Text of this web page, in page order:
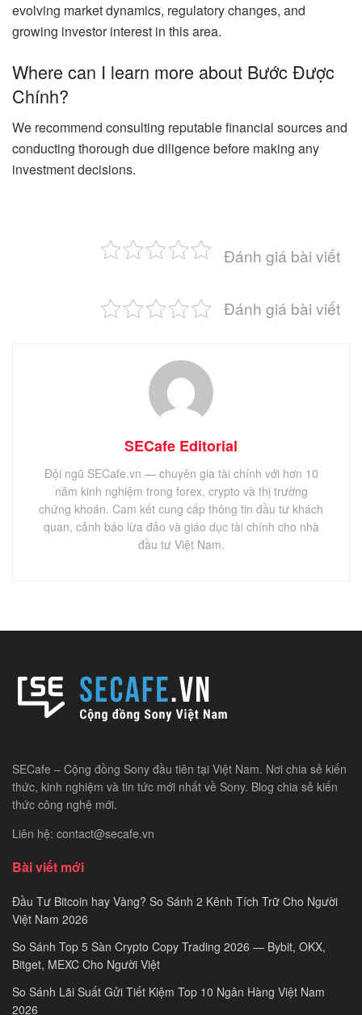
evolving market dynamics, regulatory changes, and
growing investor interest in this area.
Where can I learn more about Bước Được
Chính?
We recommend consulting reputable financial sources and
conducting thorough due diligence before making any
investment decisions.
Đánh giá bài viết
Đánh giá bài viết
SECafe Editorial
Đội ngũ SECafe.vn — chuyên gia tài chính với hơn 10
năm kinh nghiệm trong forex, crypto và thị trường
chứng khoán. Cam kết cung cấp thông tin đầu tư khách
quan, cảnh báo lừa đảo và giáo dục tài chính cho nhà
đầu tư Việt Nam.
SECafe – Cộng đồng Sony đầu tiên tại Việt Nam. Nơi chia sẻ kiến
thức, kinh nghiệm và tin tức mới nhất về Sony. Blog chia sẻ kiến
thức công nghệ mới.
Liên hệ: contact@secafe.vn
Bài viết mới
Đầu Tư Bitcoin hay Vàng? So Sánh 2 Kênh Tích Trữ Cho Người
Việt Nam 2026
So Sánh Top 5 Sàn Crypto Copy Trading 2026 — Bybit, OKX,
Bitget, MEXC Cho Người Việt
So Sánh Lãi Suất Gửi Tiết Kiệm Top 10 Ngân Hàng Việt Nam
2026